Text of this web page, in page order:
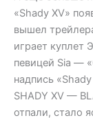
«Shady XV»
вышел
играет куплет
певицей Sia —
надпись
SHADY XV —
отпали, стало